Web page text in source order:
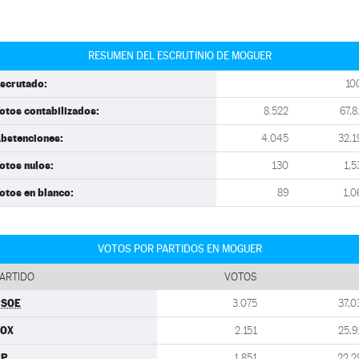
RESUMEN DEL ESCRUTINIO DE MOGUER
contabilizados: 8.522
4.045
nulos: 130
en blanco: 89
VOTOS POR PARTIDOS EN MOGUER
VOTOS
3.075
2.151